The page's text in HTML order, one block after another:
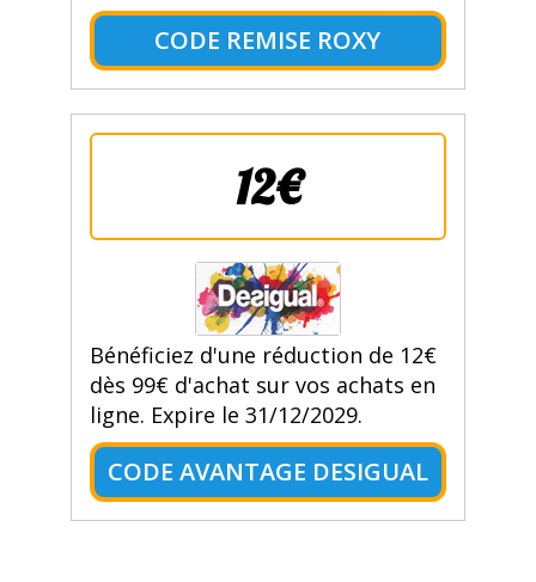
CODE REMISE ROXY
12€
Bénéficiez d'une réduction de 12€
dès 99€ d'achat sur vos achats en
ligne. Expire le 31/12/2029.
CODE AVANTAGE DESIGUAL